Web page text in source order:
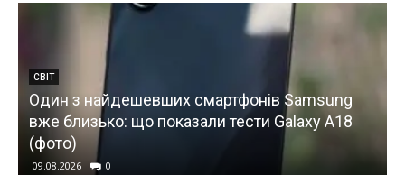
Samsung
Galaxy A18
УКРАЇНА
Сизранський та Ільський НПЗ під